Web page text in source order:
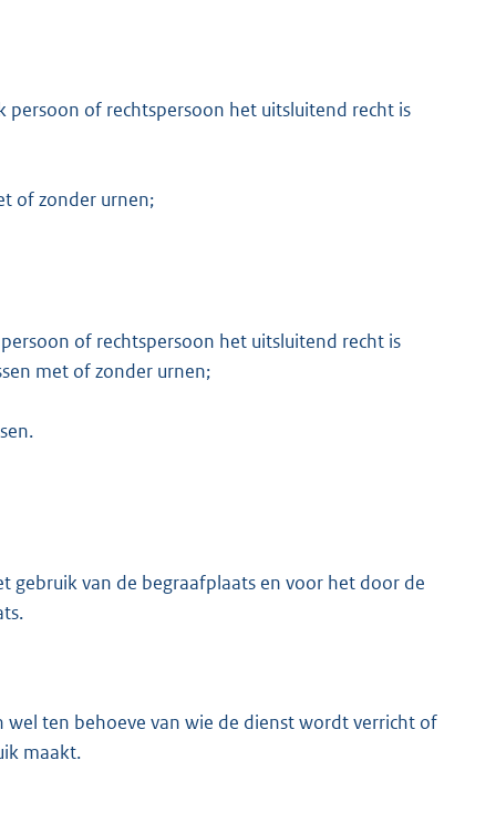
of rechtspersoon het uitsluitend recht is
of zonder urnen;
of rechtspersoon het uitsluitend recht is
met of zonder urnen;
gebruik van de begraafplaats en voor het door de
ten behoeve van wie de dienst wordt verricht of
maakt.